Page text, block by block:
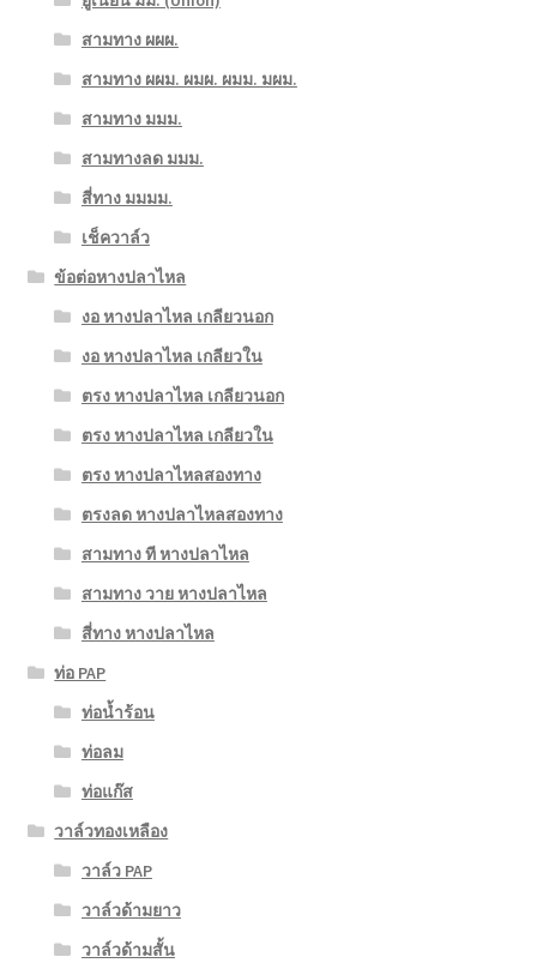
สามทาง ผผผ.
สามทาง ผผม. ผมผ. ผมม. มผม.
สามทาง มมม.
สามทางลด มมม.
สี่ทาง มมมม.
เช็ควาล์ว
ข้อต่อหางปลาไหล
งอ หางปลาไหล เกลียวนอก
งอ หางปลาไหล เกลียวใน
ตรง หางปลาไหล เกลียวนอก
ตรง หางปลาไหล เกลียวใน
ตรง หางปลาไหลสองทาง
ตรงลด หางปลาไหลสองทาง
สามทาง ที หางปลาไหล
สามทาง วาย หางปลาไหล
สี่ทาง หางปลาไหล
ท่อ PAP
ท่อน้ำร้อน
ท่อลม
ท่อแก๊ส
วาล์วทองเหลือง
วาล์ว PAP
วาล์วด้ามยาว
วาล์วด้ามสั้น